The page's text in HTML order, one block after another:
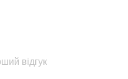
відгук